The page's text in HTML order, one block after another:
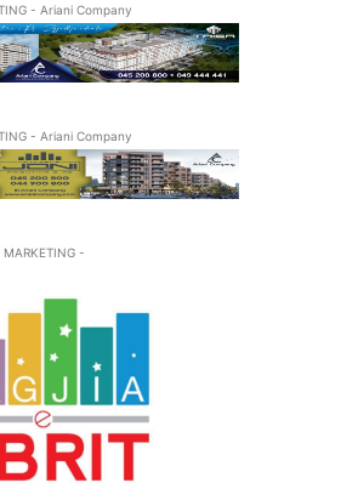
- Ariani Company
- Ariani Company
-